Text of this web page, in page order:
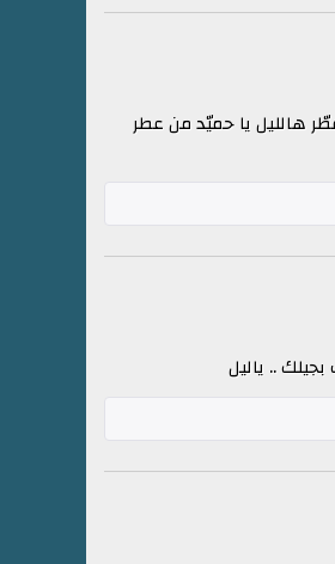
هالليل يا حميّد من عطر
.. ياليل